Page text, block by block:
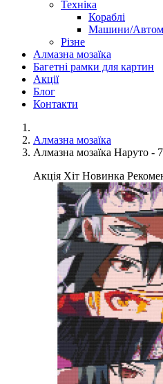
Техніка
Кораблі
Машини/
Різне
Алмазна мозаїка
Багетні рамки для картин
Акції
Блог
Контакти
Алмазна мозаїка
Алмазна мозаїка Наруто -
Акція Хіт Новинка